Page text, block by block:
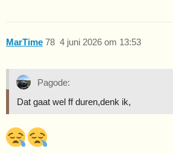
MarTime 4 juni 2026 om 13:53
78
Pagode:
Dat gaat wel ff duren,denk ik,